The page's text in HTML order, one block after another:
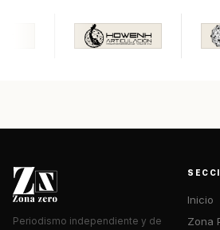
Periodismo independiente y de
Inicio
Zona